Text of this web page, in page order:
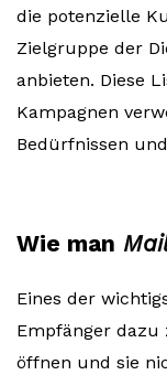
die potenzielle
Zielgruppe der
anbieten. Diese
Kampagnen
Bedürfnissen
Wie man
Eines der
Empfänger dazu
öffnen und sie